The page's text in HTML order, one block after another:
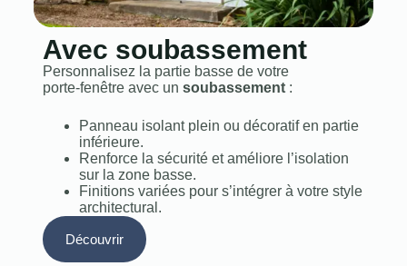
Avec soubassement
Personnalisez la partie basse de votre
porte‑fenêtre avec un soubassement:
Panneau isolant plein ou décoratif en partie
inférieure.
Renforce la sécurité et améliore l’isolation
sur la zone basse.
Finitions variées pour s’intégrer à votre style
architectural.
Découvrir